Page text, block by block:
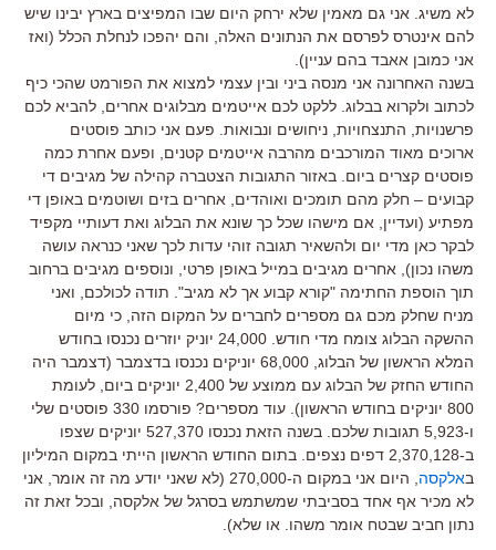
לא משיג. אני גם מאמין שלא ירחק היום שבו המפיצים בארץ יבינו שיש
להם אינטרס לפרסם את הנתונים האלה, והם יהפכו לנחלת הכלל (ואז
אני כמובן אאבד בהם עניין).
בשנה האחרונה אני מנסה ביני ובין עצמי למצוא את הפורמט שהכי כיף
לכתוב ולקרוא בבלוג. ללקט לכם אייטמים מבלוגים אחרים, להביא לכם
פרשנויות, התנצחויות, ניחושים ונבואות. פעם אני כותב פוסטים
ארוכים מאוד המורכבים מהרבה אייטמים קטנים, ופעם אחרת כמה
פוסטים קצרים ביום. באזור התגובות הצטברה קהילה של מגיבים די
קבועים – חלק מהם תומכים ואוהדים, אחרים בזים ושוטמים באופן די
מפתיע (ועדיין, אם מישהו שכל כך שונא את הבלוג ואת דעותיי מקפיד
לבקר כאן מדי יום ולהשאיר תגובה זוהי עדות לכך שאני כנראה עושה
משהו נכון), אחרים מגיבים במייל באופן פרטי, ונוספים מגיבים ברחוב
תוך הוספת החתימה "קורא קבוע אך לא מגיב". תודה לכולכם, ואני
מניח שחלק מכם גם מספרים לחברים על המקום הזה, כי מיום
ההשקה הבלוג צומח מדי חודש. 24,000 יוניק יוזרים נכנסו בחודש
המלא הראשון של הבלוג, 68,000 יוניקים נכנסו בדצמבר (דצמבר היה
החודש החזק של הבלוג עם ממוצע של 2,400 יוניקים ביום, לעומת
800 יוניקים בחודש הראשון). עוד מספרים? פורסמו 330 פוסטים שלי
ו-5,923 תגובות שלכם. בשנה הזאת נכנסו 527,370 יוניקים שצפו
ב-2,370,128 דפים נצפים. בתום החודש הראשון הייתי במקום המיליון
באלקסה
, היום אני במקום ה-270,000 (לא שאני יודע מה זה אומר, אני
לא מכיר אף אחד בסביבתי שמשתמש בסרגל של אלקסה, ובכל זאת זה
נתון חביב שבטח אומר משהו. או שלא).